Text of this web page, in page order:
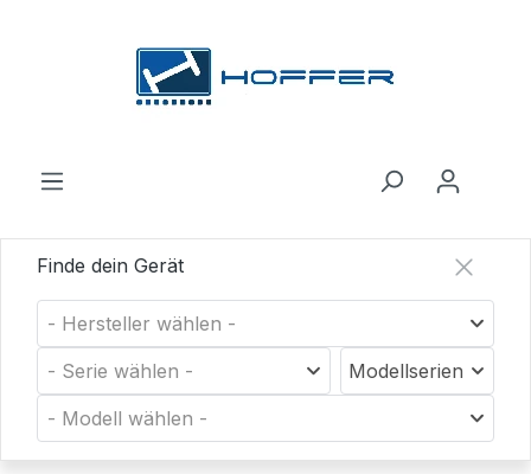
Finde dein Gerät
- Hersteller wählen -
- Serie wählen -
Modellserien
- Modell wählen -